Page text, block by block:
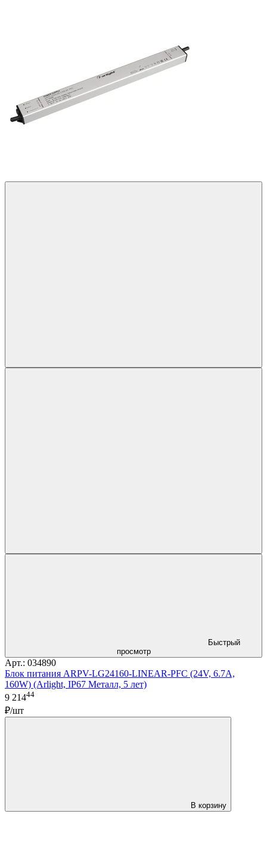
Быстрый
просмотр
Арт.: 034890
Блок питания ARPV-LG24160-LINEAR-PFC (24V, 6.7A,
160W) (Arlight, IP67 Металл, 5 лет)
9 21444
₽/шт
В корзину